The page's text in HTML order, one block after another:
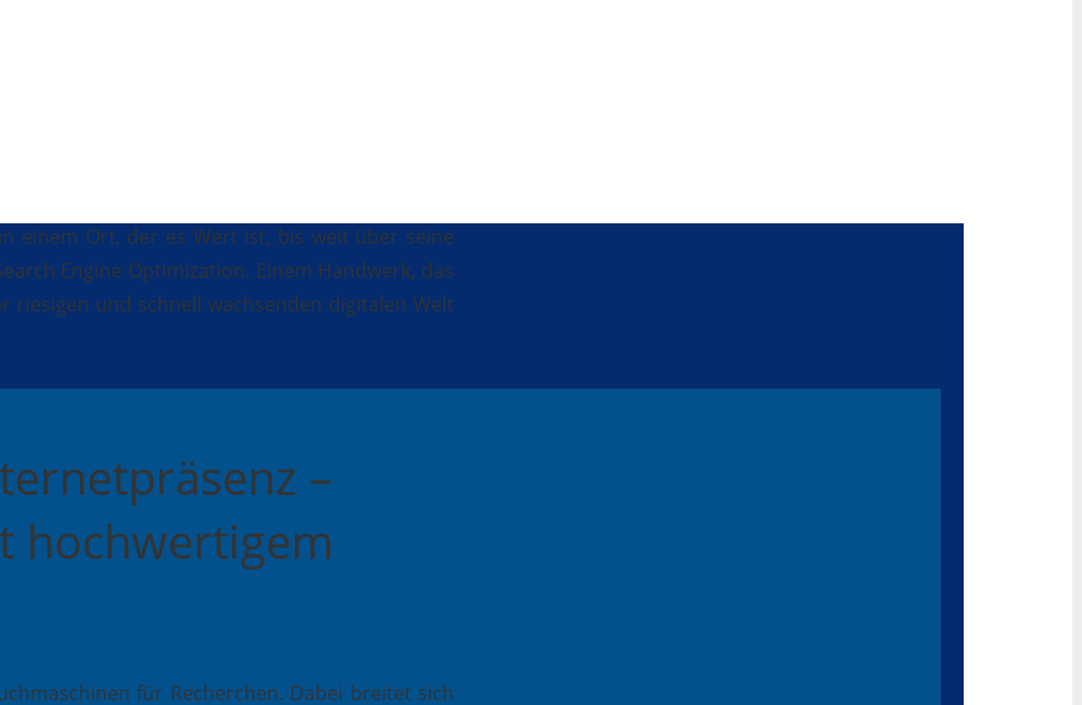
einem Ort, der es Wert ist, bis weit über seine
Engine Optimization. Einem Handwerk, das
riesigen und schnell wachsenden digitalen Welt
–
hochwertigem
für Recherchen. Dabei breitet sich